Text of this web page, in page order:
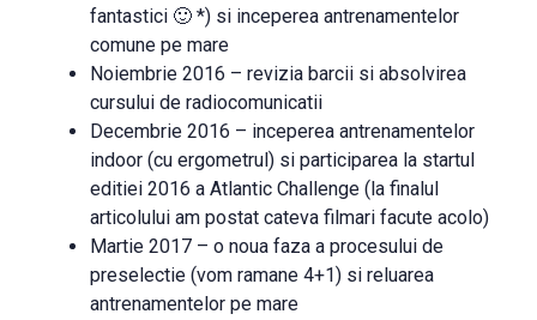
fantastici 🙂 *) si inceperea antrenamentelor
comune pe mare
Noiembrie 2016 – revizia barcii si absolvirea
cursului de radiocomunicatii
Decembrie 2016 – inceperea antrenamentelor
indoor (cu ergometrul) si participarea la startul
editiei 2016 a Atlantic Challenge (la finalul
articolului am postat cateva filmari facute acolo)
Martie 2017 – o noua faza a procesului de
preselectie (vom ramane 4+1) si reluarea
antrenamentelor pe mare